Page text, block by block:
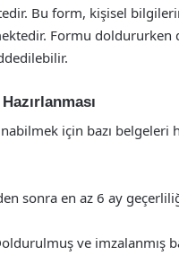
Bu form, kişisel
Formu
için bazı belgeleri
sonra en az 6 ay
ve imzalanmış